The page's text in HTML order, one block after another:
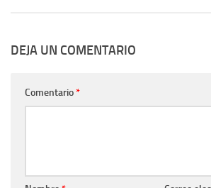
DEJA UN COMENTARIO
Comentario*